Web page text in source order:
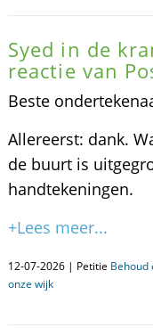
Syed in de
reactie van
Beste
Allereerst: dank.
de buurt is
handtekeningen.
+Lees meer...
12-07-2026 | Petitie Behoud
onze wijk